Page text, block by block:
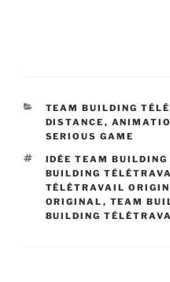
CATÉGORIES
TEAM BUILDING
DISTANCE ,
SERIOUS GAME
ÉTIQUETTES
IDÉE TEAM
BUILDING
TÉLÉTRAVAIL
ORIGINAL , TEAM
BUILDING